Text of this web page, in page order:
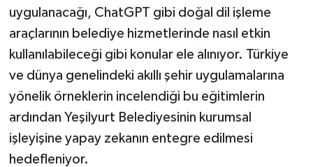
uygulanacağı, ChatGPT gibi doğal dil işleme
araçlarının belediye hizmetlerinde nasıl etkin
kullanılabileceği gibi konular ele alınıyor. Türkiye
ve dünya genelindeki akıllı şehir uygulamalarına
yönelik örneklerin incelendiği bu eğitimlerin
ardından Yeşilyurt Belediyesinin kurumsal
işleyişine yapay zekanın entegre edilmesi
hedefleniyor.